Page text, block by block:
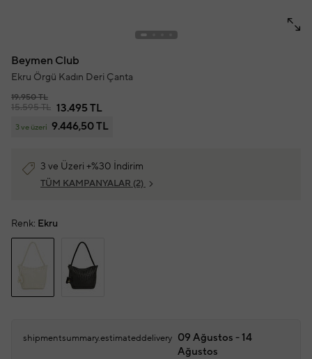
Beymen Club
Ekru Örgü Kadın Deri Çanta
19.950 TL
15.595 TL 13.495 TL
3 ve üzeri 9.446,50 TL
3 ve Üzeri +%30 İndirim
TÜM KAMPANYALAR (2)
Renk: Ekru
shipmentsummary.estimateddelivery 09 Ağustos - 14
Ağustos